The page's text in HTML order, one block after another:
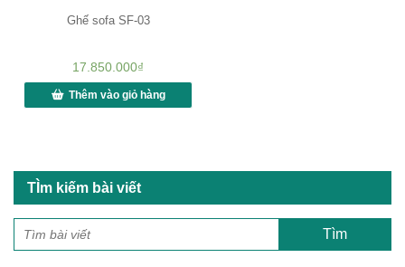
Ghế sofa SF-03
17.850.000₫
Thêm vào giỏ hàng
TÌm kiếm bài viết